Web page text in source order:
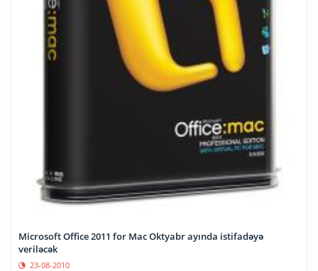
Microsoft Office 2011 for Mac Oktyabr ayında istifadəyə
veriləcək
23-08-2010